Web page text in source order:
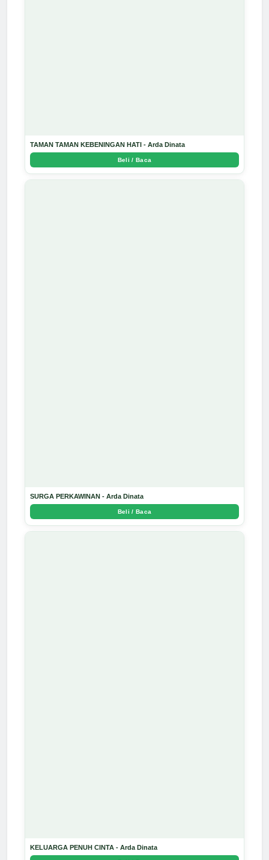
TAMAN TAMAN KEBENINGAN HATI - Arda Dinata
Beli / Baca
SURGA PERKAWINAN - Arda Dinata
Beli / Baca
KELUARGA PENUH CINTA - Arda Dinata